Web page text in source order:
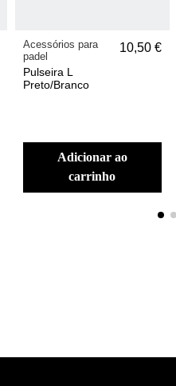
Acessórios para
padel
Pulseira L
Preto/Branco
10,50 €
adicionar ao
carrinho